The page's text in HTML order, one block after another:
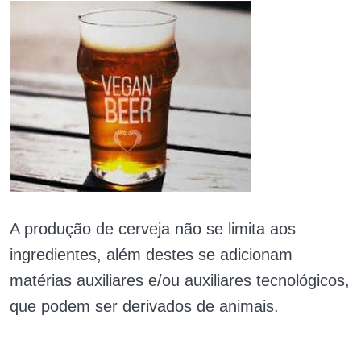
A produção de cerveja não se limita aos
ingredientes, além destes se adicionam
matérias auxiliares e/ou auxiliares tecnológicos,
que podem ser derivados de animais.